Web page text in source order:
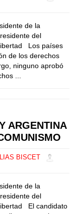
de la
del
Los países
de los derechos
ninguno aprobó
...
ARGENTINA
BISCET
de la
del
El candidato